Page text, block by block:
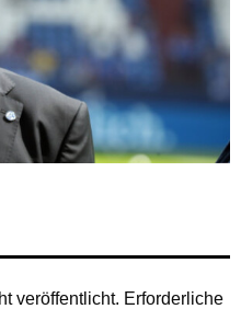
veröffentlicht. Erforderliche